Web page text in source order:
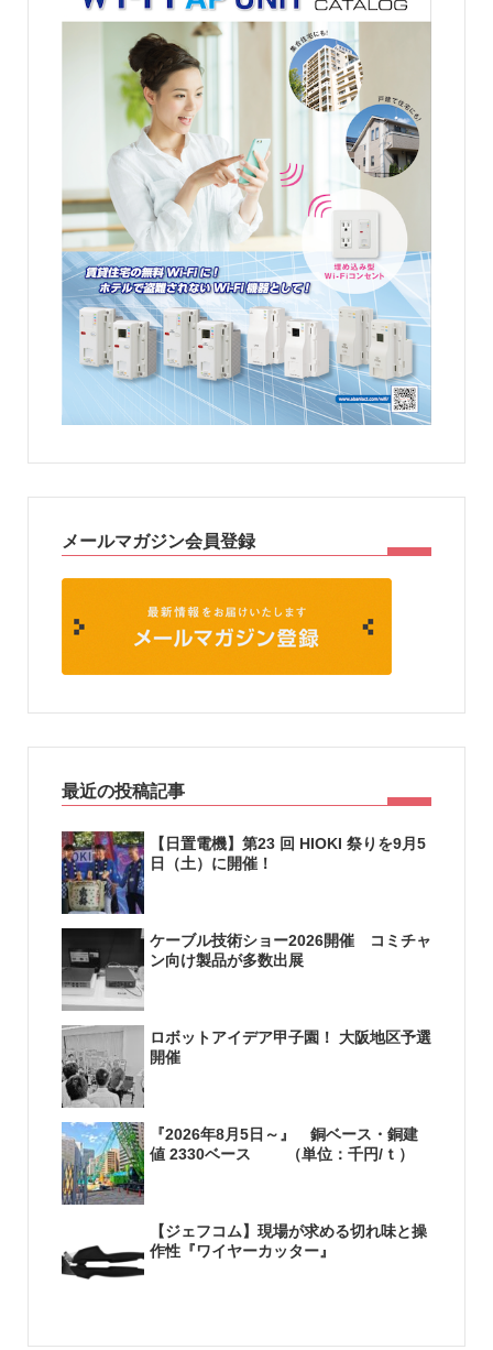
メールマガジン会員登録
最近の投稿記事
【日置電機】第23 回 HIOKI 祭りを9月5
日（土）に開催！
ケーブル技術ショー2026開催 コミチャ
ン向け製品が多数出展
ロボットアイデア甲子園！ 大阪地区予選
開催
『2026年8月5日～』 銅ベース・銅建
値 2330ベース （単位：千円/ｔ）
【ジェフコム】現場が求める切れ味と操
作性『ワイヤーカッター』